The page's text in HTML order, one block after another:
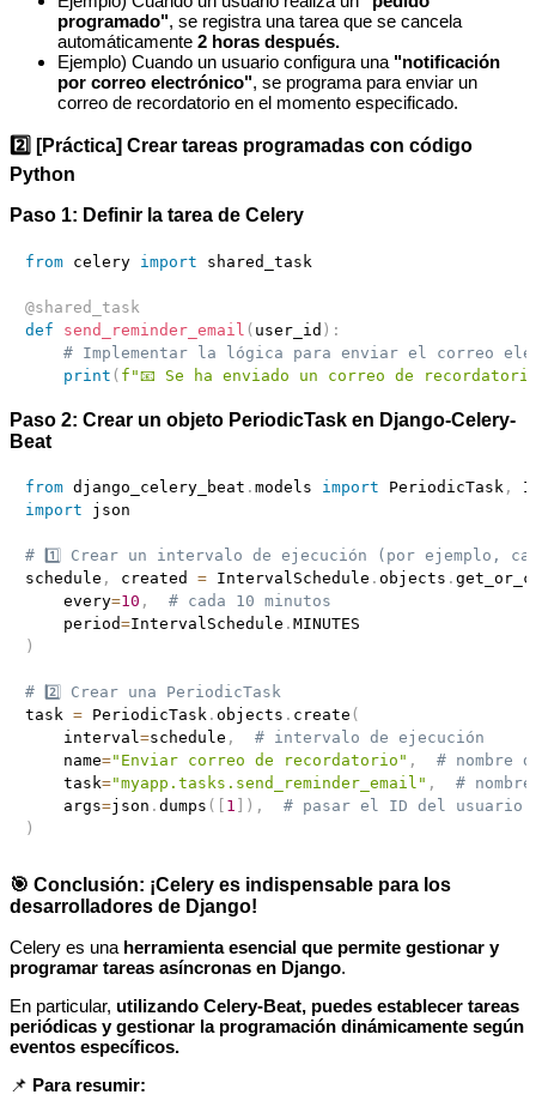
programado", se registra una tarea que se cancela
automáticamente 2 horas después.
Ejemplo) Cuando un usuario configura una "notificación
por correo electrónico", se programa para enviar un
correo de recordatorio en el momento especificado.
2️⃣ [Práctica] Crear tareas programadas con código
Python
Paso 1: Definir la tarea de Celery
from celery import shared_task
@shared_task
def
send_reminder_email ( user_id ) :
# Implementar la lógica para enviar el correo
print ( f"📧 Se ha enviado un correo de
Paso 2: Crear un objeto PeriodicTask en Django-Celery-
Beat
from django_celery_beat . models import PeriodicTask ,
import json
# 1️⃣ Crear un intervalo de ejecución (por ejemplo,
schedule , created = IntervalSchedule . objects .
    every
=10 ,
# cada 10 minutos
    period
=IntervalSchedule .
)
# 2️⃣ Crear una PeriodicTask
task = PeriodicTask . objects . create (
    interval
=schedule ,
# intervalo de ejecución
    name
="Enviar correo de recordatorio" ,
# nombre
    task
="myapp.tasks.send_reminder_email" ,
#
    args
=json . dumps ( 1 ) ,
# pasar el ID del usuario
)
🎯 Conclusión: ¡Celery es indispensable para los
desarrolladores de Django!
Celery es una herramienta esencial que permite gestionar y
programar tareas asíncronas en Django.
En particular, utilizando Celery-Beat, puedes establecer tareas
periódicas y gestionar la programación dinámicamente según
eventos específicos.
📌 Para resumir: